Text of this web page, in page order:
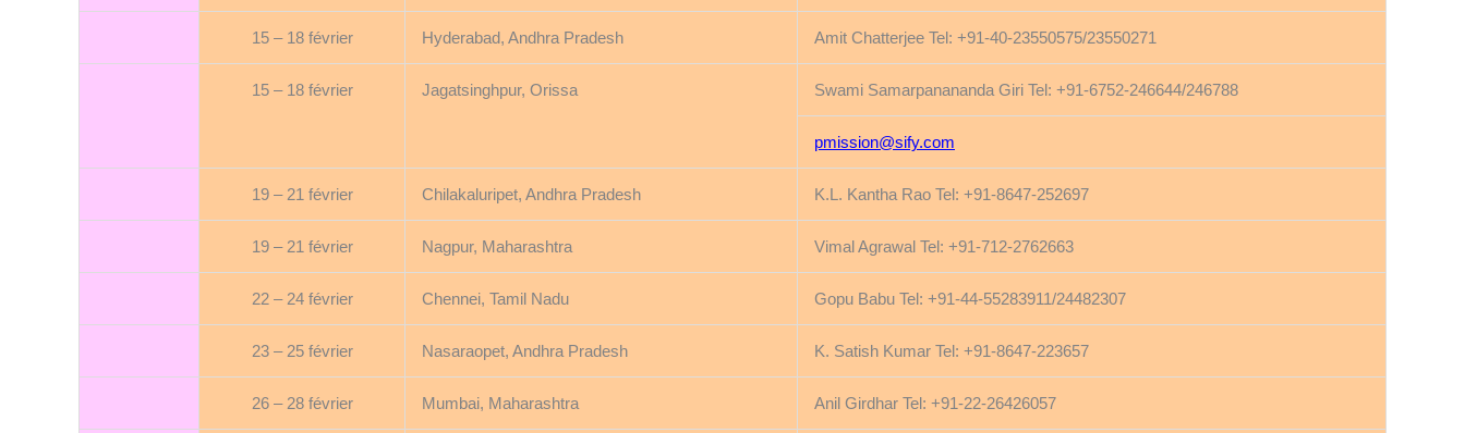
15 – 18 février Hyderabad, Andhra Pradesh Amit Chatterjee Tel: +91-40-23550575/23550271
15 – 18 février Jagatsinghpur, Orissa Swami Samarpanananda Giri Tel: +91-6752-246644/246788
pmission@sify.com
19 – 21 février Chilakaluripet, Andhra Pradesh K.L. Kantha Rao Tel: +91-8647-252697
19 – 21 février Nagpur, Maharashtra Vimal Agrawal Tel: +91-712-2762663
22 – 24 février Chennei, Tamil Nadu Gopu Babu Tel: +91-44-55283911/24482307
23 – 25 février Nasaraopet, Andhra Pradesh K. Satish Kumar Tel: +91-8647-223657
26 – 28 février Mumbai, Maharashtra Anil Girdhar Tel: +91-22-26426057